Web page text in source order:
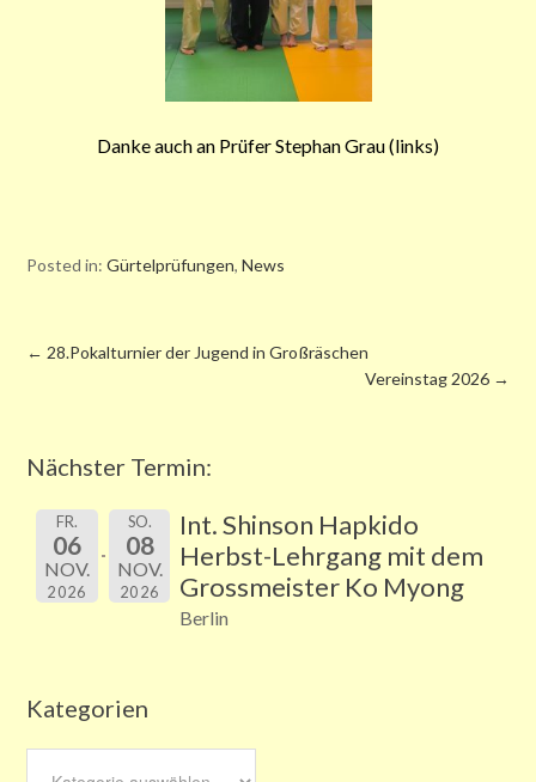
Danke auch an Prüfer Stephan Grau (links)
Posted in:Gürtelprüfungen,News
← 28.Pokalturnier der Jugend in Großräschen
Vereinstag 2026 →
Nächster Termin:
FR.
06
NOV.
2026
SO.
08
NOV.
2026
Int. Shinson Hapkido
Herbst-Lehrgang mit dem
Grossmeister Ko Myong
Berlin
Kategorien